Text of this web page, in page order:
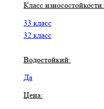
Класс износостойкости:
33 класс
32 класс
Водостойкий:
Да
Цена: